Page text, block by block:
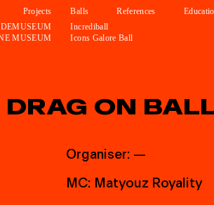
Projects Balls References
MUSEUM
Incrediball
Icons Galore Ball
DRAG ON BAL
Organiser: —
M C: M atyouz Royal ity